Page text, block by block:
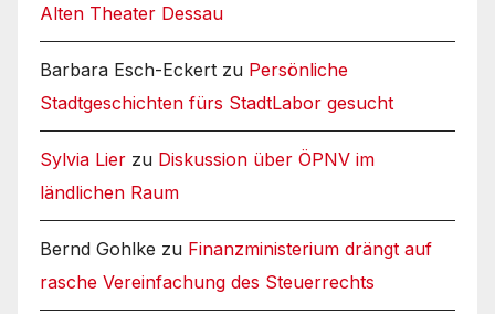
Alten Theater Dessau
Barbara Esch-Eckert zu Persönliche
Stadtgeschichten fürs StadtLabor gesucht
Sylvia Lier zu Diskussion über ÖPNV im
ländlichen Raum
Bernd Gohlke zu Finanzministerium drängt auf
rasche Vereinfachung des Steuerrechts